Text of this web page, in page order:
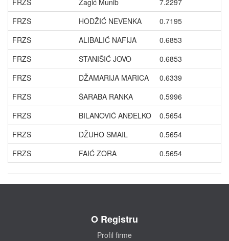
FRZS
Zagić Munib
7.2297
FRZS
HODŽIĆ NEVENKA
0.7195
FRZS
ALIBALIĆ NAFIJA
0.6853
FRZS
STANIŠIĆ JOVO
0.6853
FRZS
DŽAMARIJA MARICA
0.6339
FRZS
ŠARABA RANKA
0.5996
FRZS
BILANOVIĆ ANĐELKO
0.5654
FRZS
DŽUHO SMAIL
0.5654
FRZS
FAIĆ ZORA 0.5654
O Registru
Profil firme